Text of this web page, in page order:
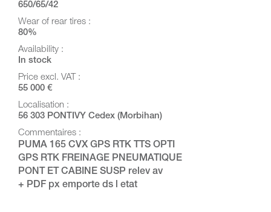
650/65/42
Wear of rear tires :
80%
Availability :
In stock
Price excl. VAT :
55 000 €
Localisation :
56 303 PONTIVY Cedex (Morbihan)
Commentaires :
PUMA 165 CVX GPS RTK TTS OPTI
GPS RTK FREINAGE PNEUMATIQUE
PONT ET CABINE SUSP relev av
+ PDF px emporte ds l etat